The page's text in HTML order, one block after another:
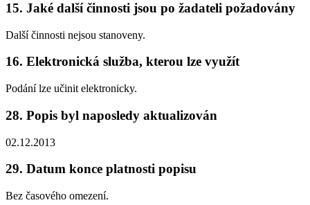
15. Jaké další činnosti jsou po žadateli požadovány
Další činnosti nejsou stanoveny.
16. Elektronická služba, kterou lze využít
Podání lze učinit elektronicky.
28. Popis byl naposledy aktualizován
02.12.2013
29. Datum konce platnosti popisu
Bez časového omezení.